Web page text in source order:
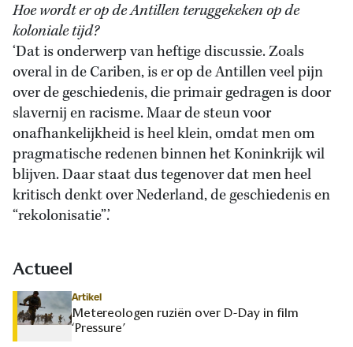
Hoe wordt er op de Antillen teruggekeken op de
koloniale tijd?
‘Dat is onderwerp van heftige discussie. Zoals
overal in de Cariben, is er op de Antillen veel pijn
over de geschiedenis, die primair gedragen is door
slavernij en racisme. Maar de steun voor
onafhankelijkheid is heel klein, omdat men om
pragmatische redenen binnen het Koninkrijk wil
blijven. Daar staat dus tegenover dat men heel
kritisch denkt over Nederland, de geschiedenis en
“rekolonisatie”.’
Actueel
Artikel
Metereologen ruziën over D-Day in film
‘Pressure’